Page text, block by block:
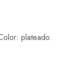
plateado.